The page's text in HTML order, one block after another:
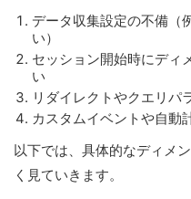
データ収集設定の不備（
い）
セッション開始時にディ
い
リダイレクトやクエリパ
カスタムイベントや自動
以下では、具体的なディメ
く見ていきます。